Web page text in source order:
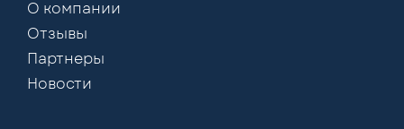
О компании
Отзывы
Партнеры
Новости